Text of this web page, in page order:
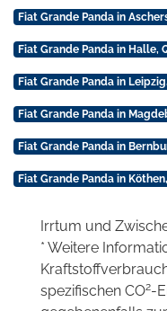
Fiat Grande Panda in
Fiat Grande Panda in Halle,
Fiat Grande Panda in
Fiat Grande Panda in
Fiat Grande Panda in
Fiat Grande Panda in
Irrtum und
* Weitere
spezifischen CO2-